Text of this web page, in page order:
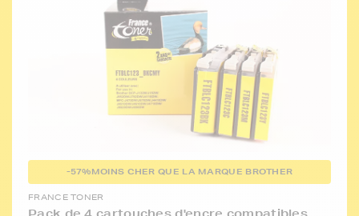
-57%MOINS CHER QUE LA MARQUE BROTHER
FRANCE TONER